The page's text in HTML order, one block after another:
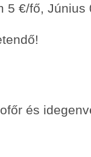
5 €/fő, Június
és